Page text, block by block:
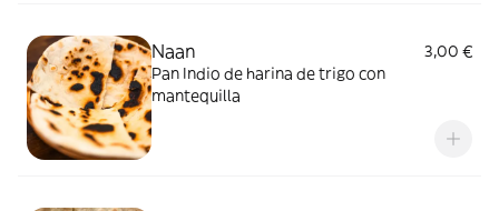
Naan
3,00 €
Pan Indio de harina de trigo con
mantequilla